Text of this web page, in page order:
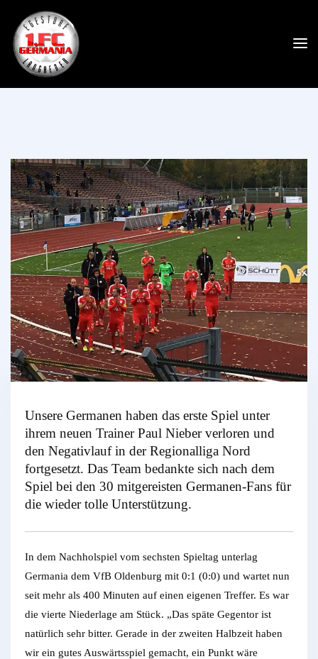
Unsere Germanen haben das erste Spiel unter
ihrem neuen Trainer Paul Nieber verloren und
den Negativlauf in der Regionalliga Nord
fortgesetzt. Das Team bedankte sich nach dem
Spiel bei den 30 mitgereisten Germanen-Fans für
die wieder tolle Unterstützung.
In dem Nachholspiel vom sechsten Spieltag unterlag
Germania dem VfB Oldenburg mit 0:1 (0:0) und wartet nun
seit mehr als 400 Minuten auf einen eigenen Treffer. Es war
die vierte Niederlage am Stück. „Das späte Gegentor ist
natürlich sehr bitter. Gerade in der zweiten Halbzeit haben
wir ein gutes Auswärtsspiel gemacht, ein Punkt wäre